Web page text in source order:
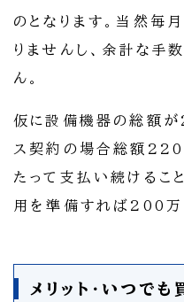
のとなります。当然毎
りませんし、余計な手
ん。
仮に設備機器の総額が
ス契約の場合総額
たって支払い続けるこ
用を準備すれば200万
メリット・いつで